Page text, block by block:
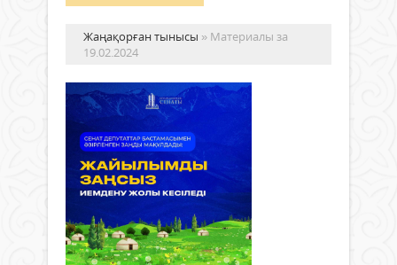
Жаңақорған тынысы » Материалы за
19.02.2024